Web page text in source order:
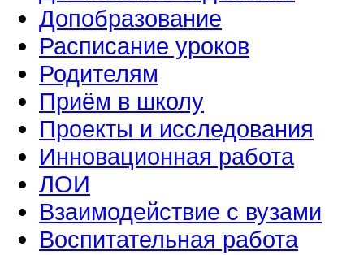
Допобразование
Расписание уроков
Родителям
Приём в школу
Проекты и исследования
Инновационная работа
ЛОИ
Взаимодействие с вузами
Воспитательная работа